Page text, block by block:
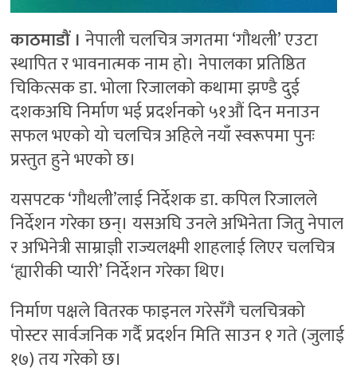
काठमाडौं । नेपाली चलचित्र जगतमा ‘गौथली’ एउटा
स्थापित र भावनात्मक नाम हो। नेपालका प्रतिष्ठित
चिकित्सक डा. भोला रिजालको कथामा झण्डै दुई
दशकअघि निर्माण भई प्रदर्शनको ५१औं दिन मनाउन
सफल भएको यो चलचित्र अहिले नयाँ स्वरूपमा पुनः
प्रस्तुत हुने भएको छ।
यसपटक ‘गौथली’लाई निर्देशक डा. कपिल रिजालले
निर्देशन गरेका छन्। यसअघि उनले अभिनेता जितु नेपाल
र अभिनेत्री साम्राज्ञी राज्यलक्ष्मी शाहलाई लिएर चलचित्र
‘ह्यारीकी प्यारी’ निर्देशन गरेका थिए।
निर्माण पक्षले वितरक फाइनल गरेसँगै चलचित्रको
पोस्टर सार्वजनिक गर्दै प्रदर्शन मिति साउन १ गते (जुलाई
१७) तय गरेको छ।